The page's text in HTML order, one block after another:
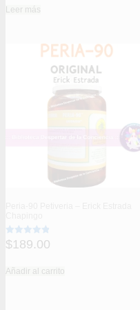
de 5
Leer más
Valorado
con
de 5
$189.00
Añadir al carrito